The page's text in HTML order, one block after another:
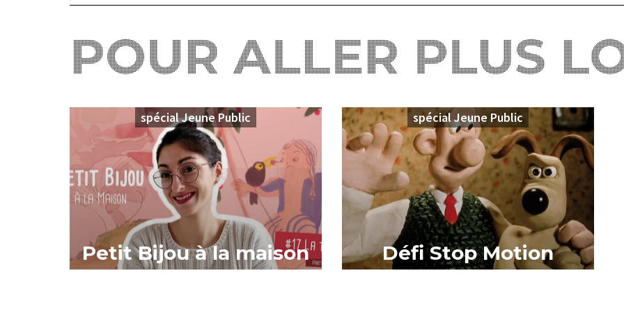
POUR ALLER PLUS
spécial Jeune Public
Petit Bijou à la maison
spécial Jeune Public
Défi Stop Motion